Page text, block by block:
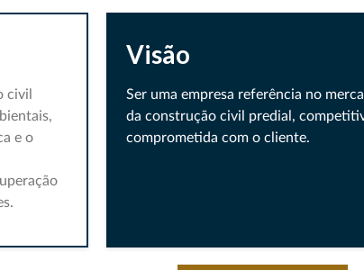
civil
e o
Visão
Ser uma empresa referência no
da construção civil predial,
comprometida com o cliente.